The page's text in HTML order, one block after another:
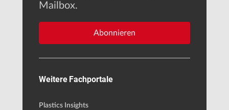
Mailbox.
Abonnieren
Weitere Fachportale
Plastics Insights